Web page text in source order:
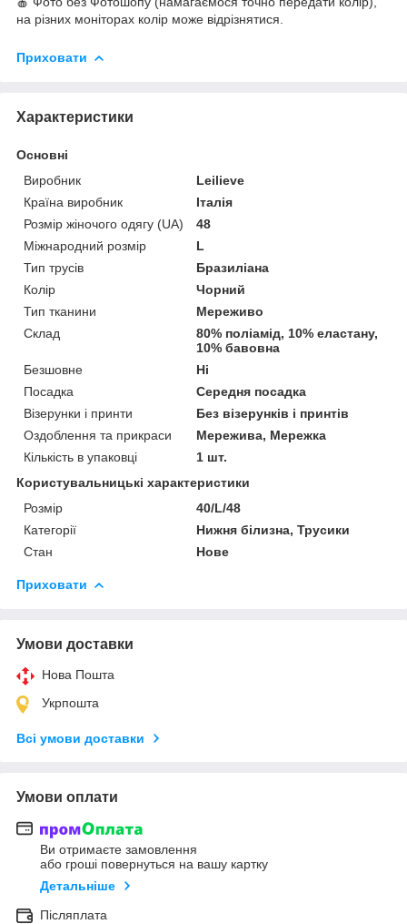
на різних моніторах колір може відрізнятися.
Приховати
Характеристики
Основні
Виробник
Leilieve
Країна виробник
Італія
Розмір жіночого одягу (UA)
48
Міжнародний розмір
L
Тип трусів
Бразиліана
Колір
Чорний
Тип тканини
Мереживо
Склад
80% поліамід, 10% еластану,
10% бавовна
Безшовне
Ні
Посадка
Середня посадка
Візерунки і принти
Без візерунків і принтів
Оздоблення та прикраси
Мережива, Мережка
Кількість в упаковці
1 шт.
Користувальницькі характеристики
Розмір
40/L/48
Категорії
Нижня білизна, Трусики
Стан
Нове
Приховати
Умови доставки
Нова Пошта
Укрпошта
Всі умови доставки
Умови оплати
Ви отримаєте замовлення
або гроші повернуться на вашу картку
Детальніше
Післяплата